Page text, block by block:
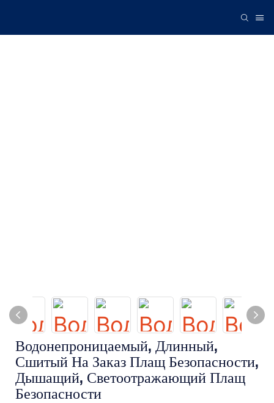
Водонепроницаемый, Длинный,
Сшитый На Заказ Плащ Безопасности,
Дышащий, Светоотражающий Плащ
Безопасности